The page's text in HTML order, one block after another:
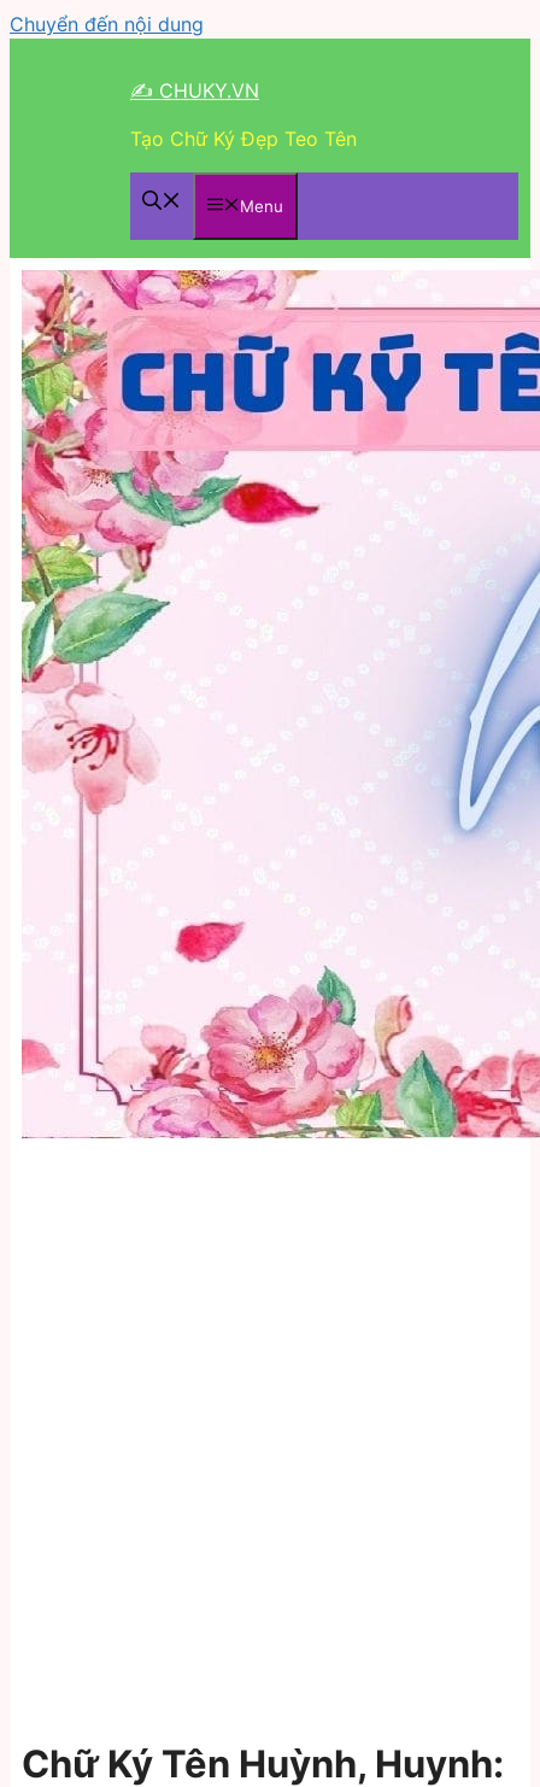
Chuyển đến nội dung
✍ CHUKY.VN
Tạo Chữ Ký Đẹp Teo Tên
Menu
Chữ Ký Tên Huỳnh, Huynh: